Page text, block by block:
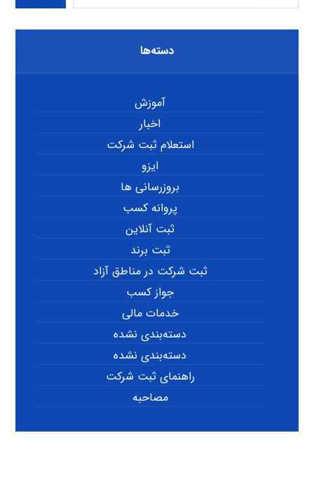
دسته‌ها
آموزش
اخبار
استعلام ثبت شرکت
ایزو
بروزرسانی ها
پروانه کسب
ثبت آنلاین
ثبت برند
ثبت شرکت در مناطق آزاد
جواز کسب
خدمات مالی
دسته‌بندی نشده
دسته‌بندی نشده
راهنمای ثبت شرکت
مصاحبه